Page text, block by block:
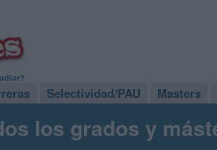
Selectividad/PAU Masters
los grados y